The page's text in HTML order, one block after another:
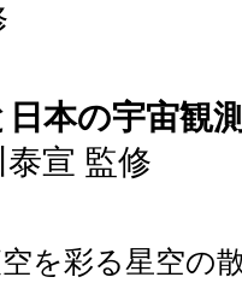
本の宇宙観
宣 監修
を彩る星空の